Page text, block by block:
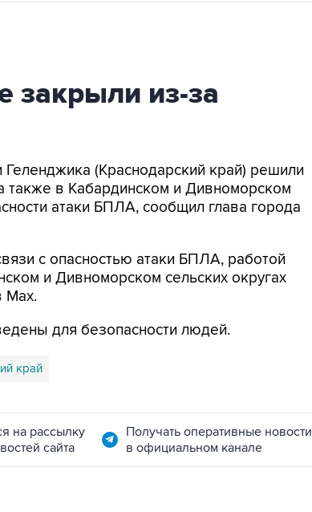
закрыли из-за
Геленджика (Краснодарский край) решили
также в Кабардинском и Дивноморском
атаки БПЛА, сообщил глава города
с опасностью атаки БПЛА, работой
и Дивноморском сельских округах
Max.
для безопасности людей.
край
на рассылку
сайта
Получать оперативные новости
в официальном канале